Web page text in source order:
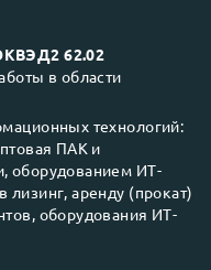
62.02
в области
технологий:
ПАК и
оборудованием ИТ-
лизинг, аренду (прокат)
оборудования ИТ-